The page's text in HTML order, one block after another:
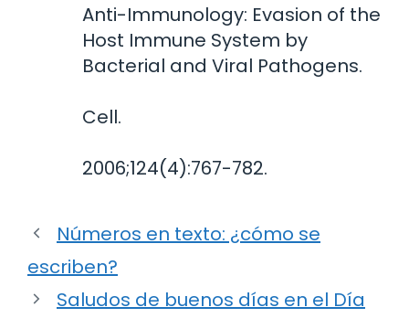
Anti-Immunology: Evasion of the
Host Immune System by
Bacterial and Viral Pathogens.
Cell.
2006;124(4):767-782.
Números en texto: ¿cómo se
escriben?
Saludos de buenos días en el Día